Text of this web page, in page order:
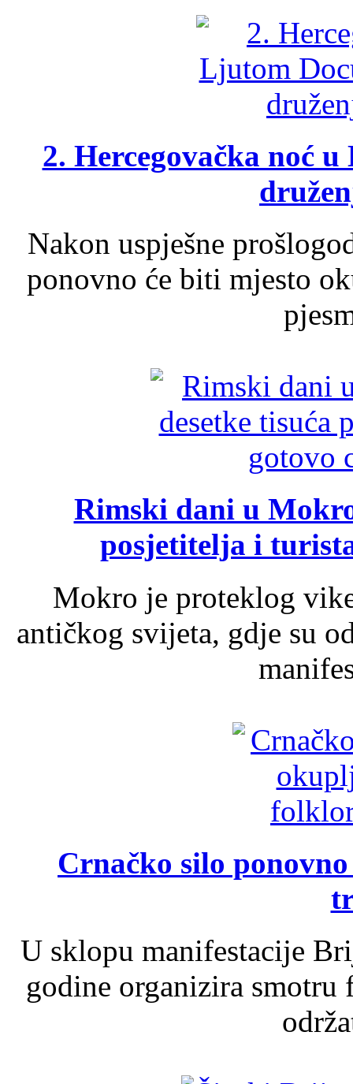
2. Hercegovačka noć
Nakon uspješne
ponovno će biti mjesto
Rimski dani u
posjetitelja i
Mokro je proteklog
antičkog svijeta, gdje su
Crnačko silo
U sklopu manifestacije
godine organizira